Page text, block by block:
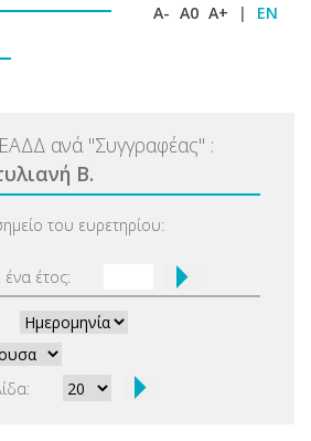
A- A0 A+ | EN
ανά "Συγγραφέας" :
Β.
του ευρετηρίου:
έτος: